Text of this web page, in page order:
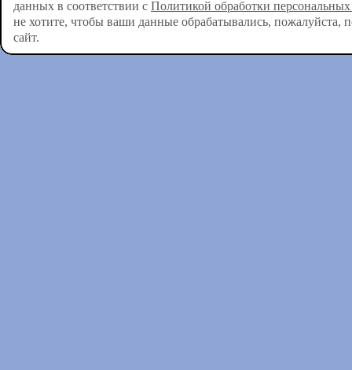
данных в соответствии с Политикой обработки
не хотите, чтобы ваши данные обрабатывались, пожалуйста,
сайт.